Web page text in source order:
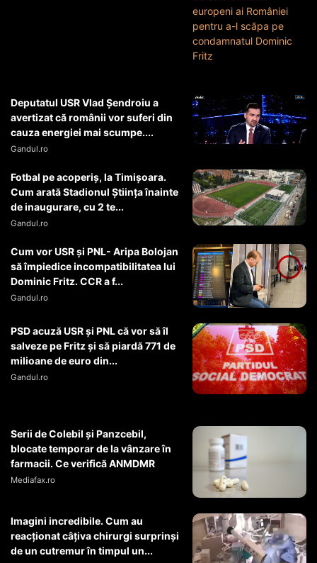
Deputatul USR Vlad Șendroiu a
avertizat că românii vor suferi din
cauza energiei mai scumpe....
Gandul.ro
Fotbal pe acoperiș, la Timișoara.
Cum arată Stadionul Știința înainte
de inaugurare, cu 2 te...
Gandul.ro
Cum vor USR şi PNL- Aripa Bolojan
să împiedice incompatibilitatea lui
Dominic Fritz. CCR a f...
Gandul.ro
PSD acuză USR și PNL că vor să îl
salveze pe Fritz și să piardă 771 de
milioane de euro din...
Gandul.ro
Serii de Colebil și Panzcebil,
blocate temporar de la vânzare în
farmacii. Ce verifică ANMDMR
Mediafax.ro
Imagini incredibile. Cum au
reacționat câțiva chirurgi surprinși
de un cutremur în timpul un...